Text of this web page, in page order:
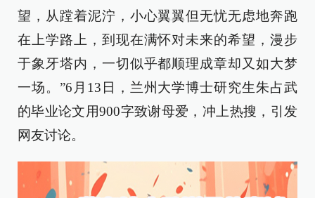
望，从蹚着泥泞，小心翼翼但无忧无虑地奔跑
在上学路上，到现在满怀对未来的希望，漫步
于象牙塔内，一切似乎都顺理成章却又如大梦
一场。”6月13日，兰州大学博士研究生朱占武
的毕业论文用900字致谢母爱，冲上热搜，引发
网友讨论。